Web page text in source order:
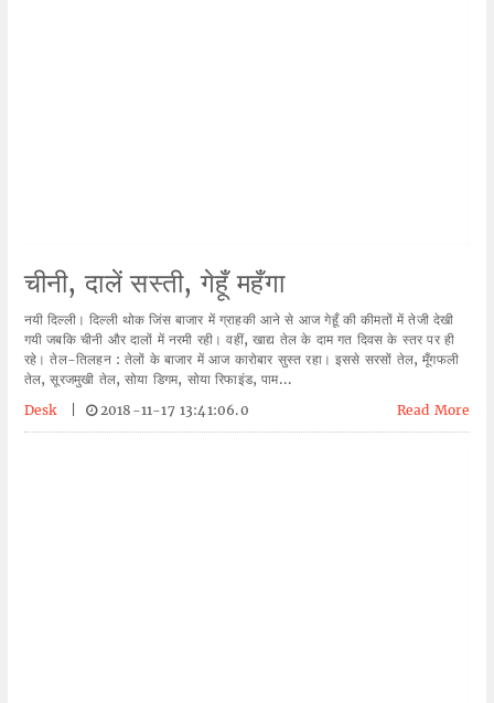
चीनी, दालें सस्ती, गेहूँ महँगा
नयी दिल्ली। दिल्ली थोक जिंस बाजार में ग्राहकी आने से आज गेहूँ की कीमतों में तेजी देखी
गयी जबकि चीनी और दालों में नरमी रही। वहीं, खाद्य तेल के दाम गत दिवस के स्तर पर ही
रहे। तेल-तिलहन : तेलों के बाजार में आज कारोबार सुस्त रहा। इससे सरसों तेल, मूँगफली
तेल, सूरजमुखी तेल, सोया डिगम, सोया रिफाइंड, पाम...
Desk
2018-11-17 13:41:06.0 Read More